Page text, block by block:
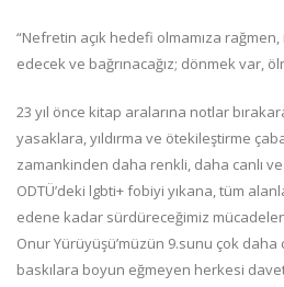
“Nefretin açık hedefi olmamıza
edecek ve bağrınacağız; dönmek var,
23 yıl önce kitap aralarına notlar
yasaklara, yıldırma ve ötekileştirme
zamankinden daha renkli, daha canlı
ODTÜ’deki lgbti+ fobiyi yıkana, tüm
edene kadar sürdüreceğimiz
Onur Yürüyüşü’müzün 9.sunu çok
baskılara boyun eğmeyen herkesi